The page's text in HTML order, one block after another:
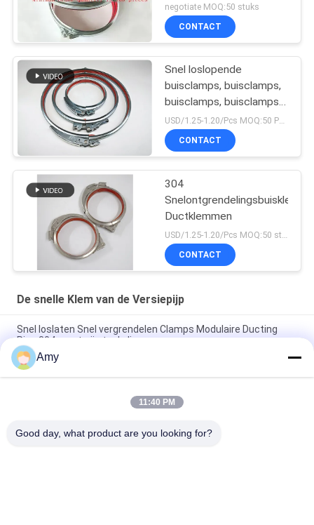
negotiate MOQ:50 stuks
CONTACT
Snel loslopende
buisclamps, buisclamps,
buisclamps, buisclamps
met slot en rood rubberUSD/1.25-1.20/Pcs MOQ:50 PCs
CONTACT
304
Ductklemmen
USD/1.25-1.20/Pcs MOQ:50 stuks
CONTACT
De snelle Klem van de Versiepijp
Snel loslaten Snel vergrendelen Clamps Modulaire Ducting
Ring 304 roestvrij staal clips
SUS304 Sneloplosbare buisclamps Rapid Lock Duct Ring Drum
Locking Ring Clamps
Snel lossen buis klem Rapid Lock Duct Roestvrij staal 304
Amy
11:40 PM
Good day, what product are you looking for?